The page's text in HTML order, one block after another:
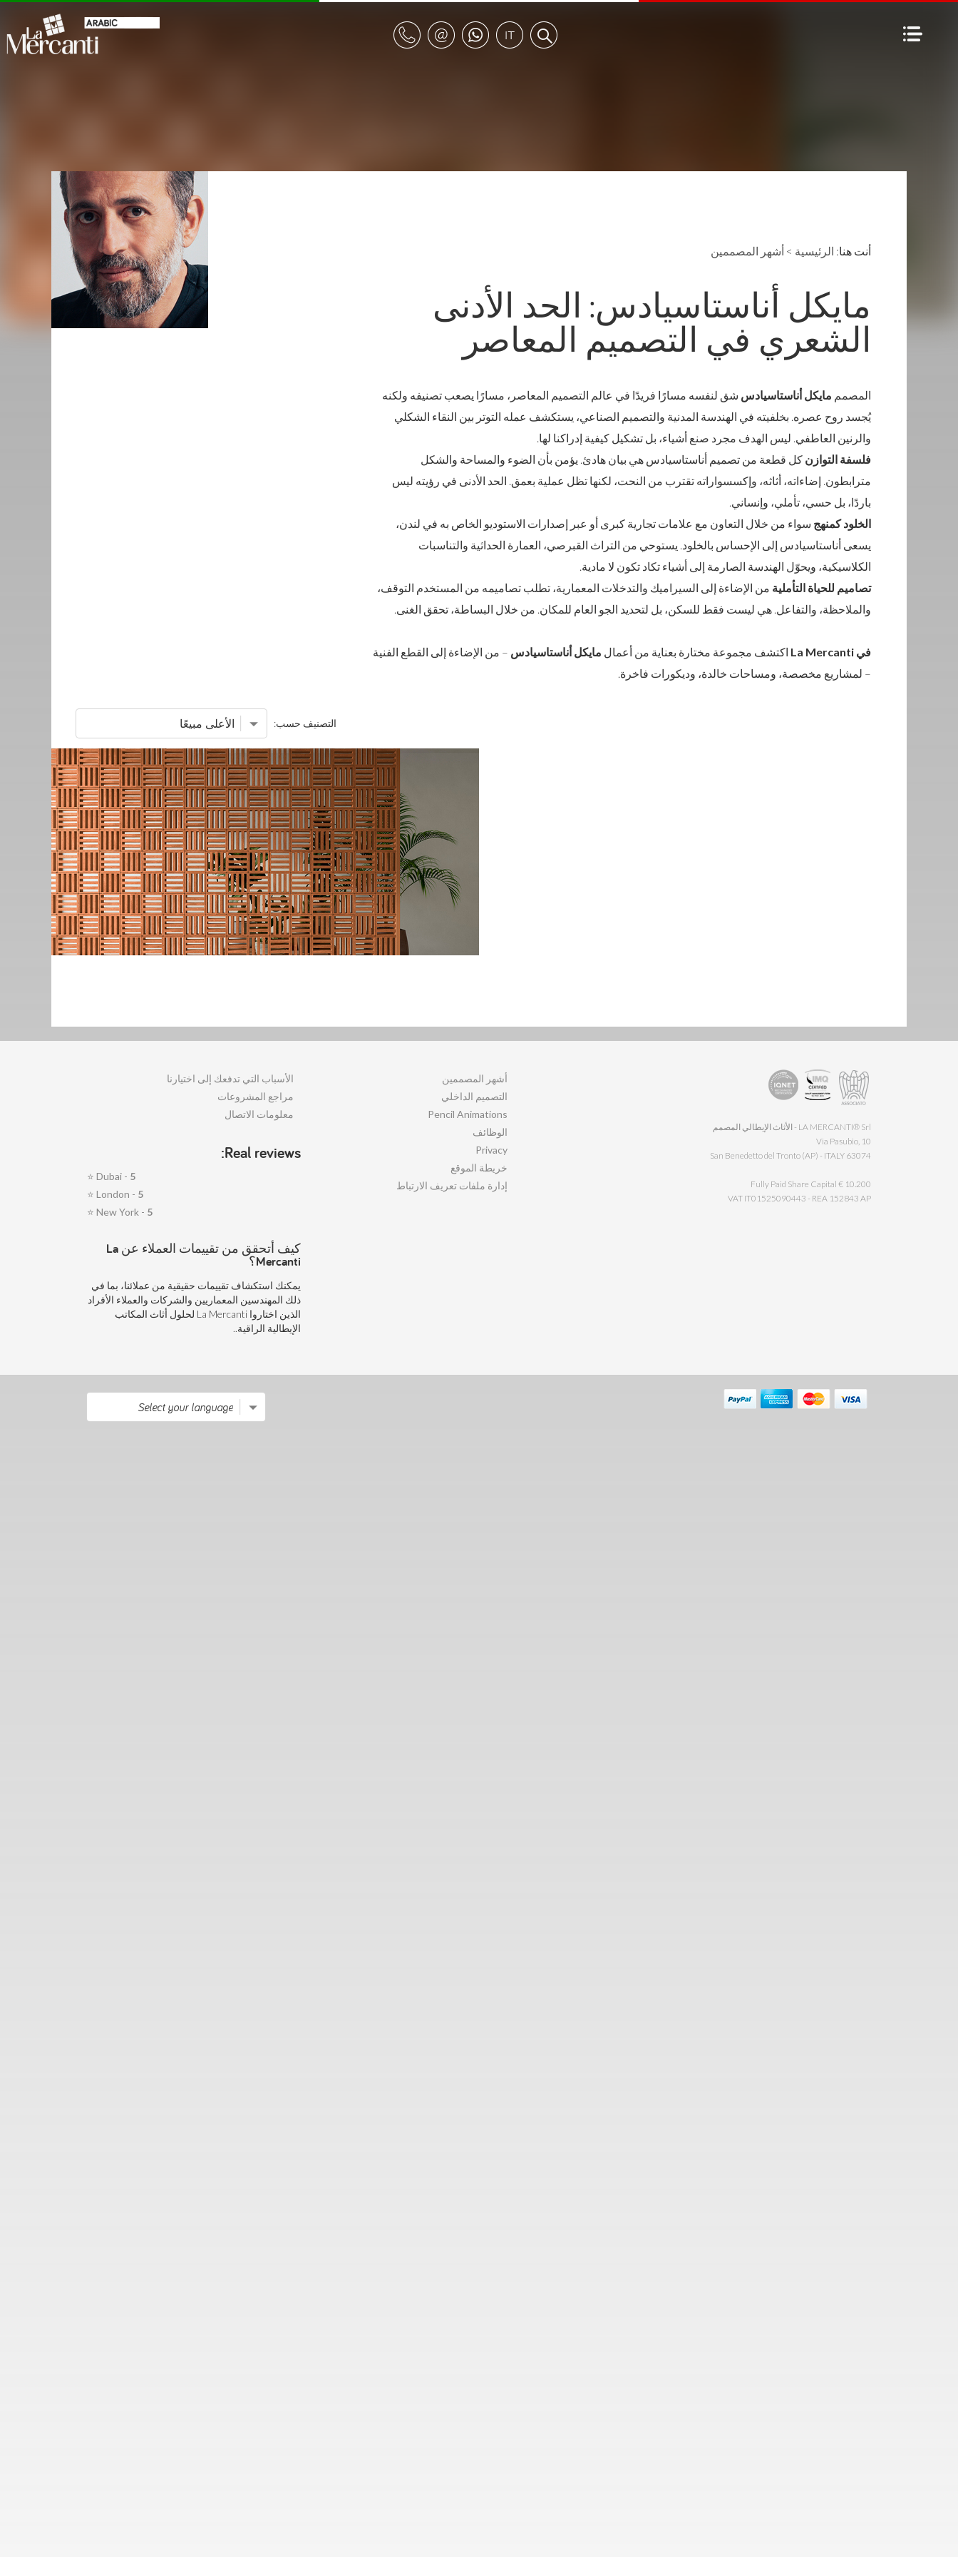
أنت هنا: الرئيسية > أشهر المصممين
مايكل أناستاسيادس: الحد الأدنى
الشعري في التصميم المعاصر
المصمم مايكل أناستاسيادس شق لنفسه مسارًا فريدًا في عالم التصميم المعاصر، مسارًا يصعب تصنيفه ولكنه
يُجسد روح عصره. بخلفيته في الهندسة المدنية والتصميم الصناعي، يستكشف عمله التوتر بين النقاء الشكلي
والرنين العاطفي. ليس الهدف مجرد صنع أشياء، بل تشكيل كيفية إدراكنا لها.
فلسفة التوازن كل قطعة من تصميم أناستاسيادس هي بيان هادئ. يؤمن بأن الضوء والمساحة والشكل
مترابطون. إضاءاته، أثاثه، وإكسسواراته تقترب من النحت، لكنها تظل عملية بعمق. الحد الأدنى في رؤيته ليس
باردًا، بل حسي، تأملي، وإنساني.
الخلود كمنهج سواء من خلال التعاون مع علامات تجارية كبرى أو عبر إصدارات الاستوديو الخاص به في لندن،
يسعى أناستاسيادس إلى الإحساس بالخلود. يستوحي من التراث القبرصي، العمارة الحداثية والتناسبات
الكلاسيكية، ويحوّل الهندسة الصارمة إلى أشياء تكاد تكون لا مادية.
تصاميم للحياة التأملية من الإضاءة إلى السيراميك والتدخلات المعمارية، تطلب تصاميمه من المستخدم التوقف،
والملاحظة، والتفاعل. هي ليست فقط للسكن، بل لتحديد الجو العام للمكان. من خلال البساطة، تحقق الغنى.
في La Mercanti اكتشف مجموعة مختارة بعناية من أعمال مايكل أناستاسيادس – من الإضاءة إلى القطع الفنية
– لمشاريع مخصصة، ومساحات خالدة، وديكورات فاخرة.
التصنيف حسب:
الأسباب التي تدفعك إلى اختيارنا
مراجع المشروعات
معلومات الاتصال
Real reviews:
Dubai - 5
⭐
London - 5
⭐
New York - 5
⭐
كيف أتحقق من تقييمات العملاء عن La
Mercanti؟
يمكنك استكشاف تقييمات حقيقية من عملائنا، بما في
ذلك المهندسين المعماريين والشركات والعملاء الأفراد
الذين اختاروا La Mercanti لحلول أثاث المكاتب
الإيطالية الراقية..
أشهر المصممين
التصميم الداخلي
Pencil Animations
الوظائف
Privacy
خريطة الموقع
إدارة ملفات تعريف الارتباط
LA MERCANTI® Srl - الأثاث الإيطالي المصمم
Via Pasubio, 10
63074 San Benedetto del Tronto (AP) - ITALY
Fully Paid Share Capital € 10.200
VAT IT01525090443 - REA 152843 AP